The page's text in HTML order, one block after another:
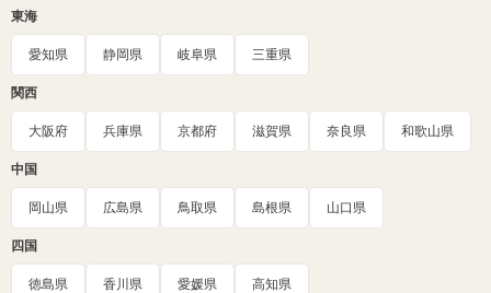
東海
愛知県 静岡県 岐阜県 三重県
関西
大阪府 兵庫県 京都府 滋賀県 奈良県 和歌山県
中国
岡山県 広島県 鳥取県 島根県 山口県
四国
徳島県 香川県 愛媛県 高知県